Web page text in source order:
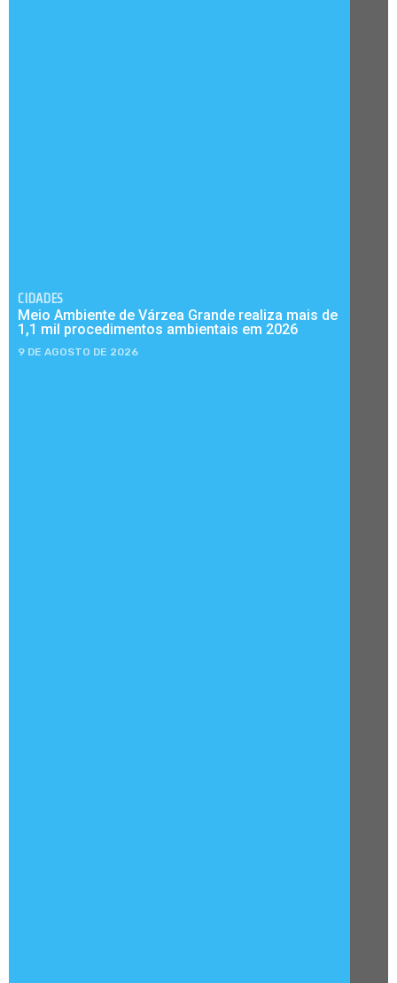
CIDADES
Meio Ambiente de Várzea Grande realiza mais de
1,1 mil procedimentos ambientais em 2026
9 DE AGOSTO DE 2026